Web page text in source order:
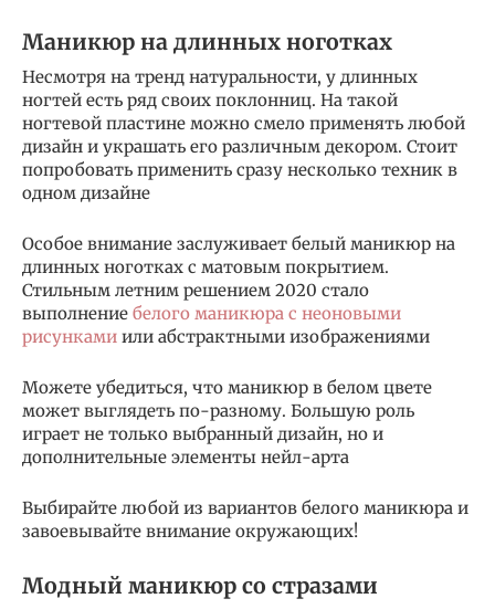
Маникюр на длинных ноготках
Несмотря на тренд натуральности, у длинных
ногтей есть ряд своих поклонниц. На такой
ногтевой пластине можно смело применять любой
дизайн и украшать его различным декором. Стоит
попробовать применить сразу несколько техник в
одном дизайне
Особое внимание заслуживает белый маникюр на
длинных ноготках с матовым покрытием.
Стильным летним решением 2020 стало
выполнение белого маникюра с неоновыми
рисунками или абстрактными изображениями
Можете убедиться, что маникюр в белом цвете
может выглядеть по-разному. Большую роль
играет не только выбранный дизайн, но и
дополнительные элементы нейл-арта
Выбирайте любой из вариантов белого маникюра и
завоевывайте внимание окружающих!
Модный маникюр со стразами